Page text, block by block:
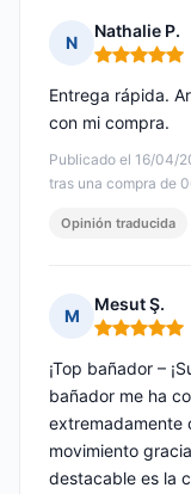
N
Nathalie P.
Nota: 5 de 5
Publicado el 16/04/
tras una compra de
Entrega rápida.
con mi compra.
Opinión traducida
M
Mesut Ş.
Nota: 5 de 5
¡Top bañador –
bañador me ha
extremadamente
movimiento
destacable es la